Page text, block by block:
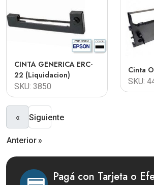
CINTA GENERICA ERC-
22 (liquidacion)
SKU: 3850
Cinta
SKU:
«
Anterior
Siguiente
»
Pagá con Tarjeta o